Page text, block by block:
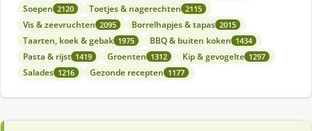
Soepen 2120 Toetjes & nagerechten 2115
Vis & zeevruchten 2095 Borrelhapjes & tapas 2015
Taarten, koek & gebak 1975 BBQ & buiten koken 1434
Pasta & rijst 1419 Groenten 1312 Kip & gevogelte 1297
Salades 1216 Gezonde recepten 1177